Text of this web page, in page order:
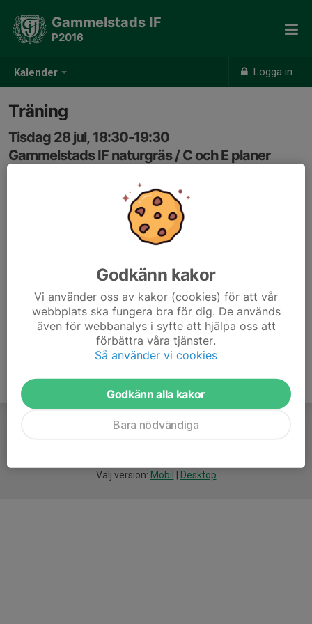
Kalender Logga in
Gammelstads IF
P2016
Träning
Tisdag 28 jul, 18:30-19:30
Gammelstads IF naturgräs / C och E planer
Välj version: Mobil Desktop
Godkänn kakor
Vi använder oss av kakor (cookies) för att vår
webbplats ska fungera bra för dig. De används
även för webbanalys i syfte att hjälpa oss att
förbättra våra tjänster.
Så använder vi cookies
Godkänn alla kakor
Bara nödvändiga